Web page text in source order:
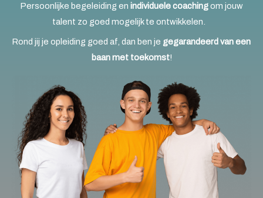
Persoonlijke begeleiding en individuele coachingom jouw
talent zo goed mogelijk te ontwikkelen.
Rond jij je opleiding goed af, dan ben je gegarandeerd van een
baan met toekomst!